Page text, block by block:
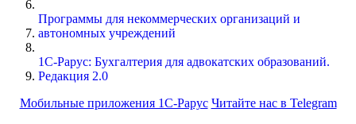
Программы для некоммерческих организаций и
автономных учреждений
1С-Рарус: Бухгалтерия для адвокатских образований.
Редакция 2.0
Мобильные приложения 1С-Рарус Читайте нас в Telegram